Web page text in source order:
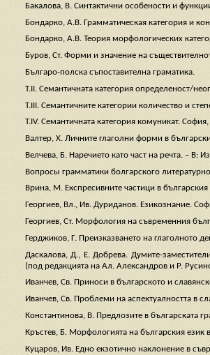
Бакалова, В. Синтактични особености и
Бондарко, А.В. Грамматическая категория и
Бондарко, А.В. Теория морфологических
Буров, Ст. Форми и значение на
Българо-полска съпоставителна граматика.
Т.ІІ. Семантичната категория определеност/
Т.ІІІ. Семантичните категории количество и
Т.ІV. Семантичната категория комуникат.
Валтер, Х. Личните глаголни форми в
Велчева, Б. Наречието като част на речта. – В:
Вопросы грамматики болгарского
Врина, М. Експресивните частици в
Георгиев, Вл., Ив. Дуриданов. Езикознание.
Георгиев, Ст. Морфология на съвременния
Герджиков, Г. Преизказването на глаголното
Даскалова, Д., Е. Добрева. Думите-
(под редакцията на Ал. Александров и Р.
Иванчев, Св. Приноси в българското и
Иванчев, Св. Проблеми на аспектуалността в
Константинова, В. Предлозите в българската
Кръстев, Б. Морфологията на българския
Куцаров, Ив. Едно екзотично наклонение в